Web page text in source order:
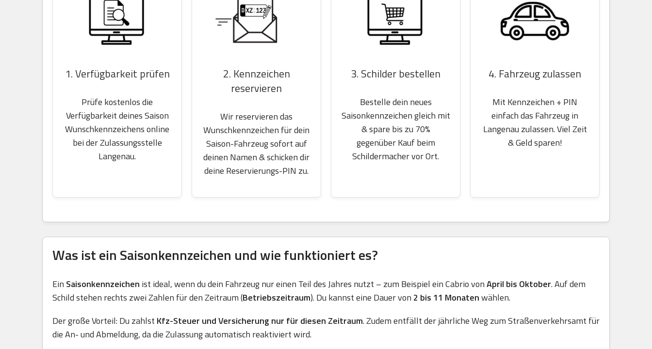
1. Verfügbarkeit prüfen
Prüfe kostenlos die
Verfügbarkeit deines Saison
Wunschkennzeichens online
bei der Zulassungsstelle
Langenau.
2. Kennzeichen
reservieren
Wir reservieren das
Wunschkennzeichen für dein
Saison-Fahrzeug sofort auf
deinen Namen & schicken dir
deine Reservierungs-PIN zu.
3. Schilder bestellen
Bestelle dein neues
Saisonkennzeichen gleich mit
& spare bis zu 70%
gegenüber Kauf beim
Schildermacher vor Ort.
4. Fahrzeug zulassen
Mit Kennzeichen + PIN
einfach das Fahrzeug in
Langenau zulassen. Viel Zeit
& Geld sparen!
Was ist ein Saisonkennzeichen und wie funktioniert es?
Ein Saisonkennzeichen ist ideal, wenn du dein Fahrzeug nur einen Teil des Jahres nutzt – zum Beispiel ein Cabrio vonApril bis Oktober. Auf dem
Schild stehen rechts zwei Zahlen für den Zeitraum (Betriebszeitraum). Du kannst eine Dauer von 2 bis 11 Monatenwählen.
Der große Vorteil: Du zahlst Kfz-Steuer und Versicherung nur für diesen Zeitraum. Zudem entfällt der jährliche Weg zum Straßenverkehrsamt für
die An- und Abmeldung, da die Zulassung automatisch reaktiviert wird.